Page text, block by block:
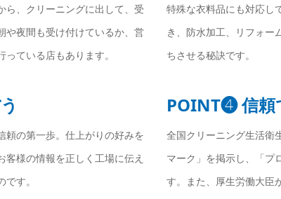
ら、クリーニングに出して、受
や夜間も受け付けているか、営
ている店もあります。
特殊な衣料品にも対応し
き、防水加工、リフォー
ちさせる秘訣です。
頼の第一歩。仕上がりの好みを
様の情報を正しく工場に伝え
す。
POINT❹ 信頼
全国クリーニング生活衛
マーク」を掲示し、「プ
す。また、厚生労働大臣